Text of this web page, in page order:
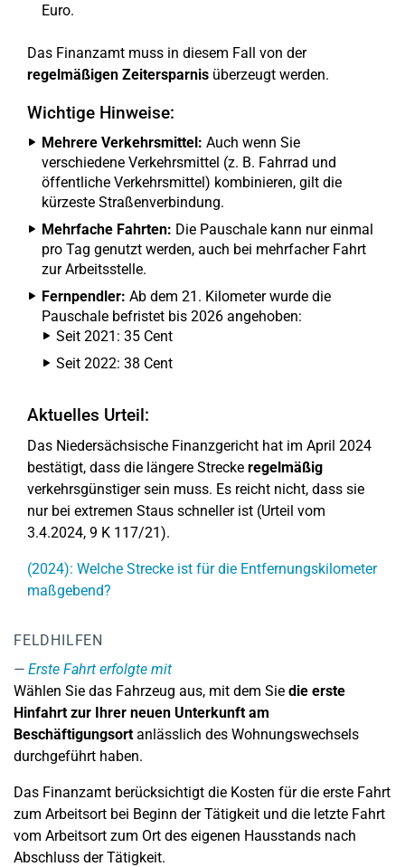
Euro.
Das Finanzamt muss in diesem Fall von der
regelmäßigen Zeitersparnis überzeugt werden.
Wichtige Hinweise:
Mehrere Verkehrsmittel: Auch wenn Sie
verschiedene Verkehrsmittel (z. B. Fahrrad und
öffentliche Verkehrsmittel) kombinieren, gilt die
kürzeste Straßenverbindung.
Mehrfache Fahrten: Die Pauschale kann nur einmal
pro Tag genutzt werden, auch bei mehrfacher Fahrt
zur Arbeitsstelle.
Fernpendler: Ab dem 21. Kilometer wurde die
Pauschale befristet bis 2026 angehoben:
Seit 2021: 35 Cent
Seit 2022: 38 Cent
Aktuelles Urteil:
Das Niedersächsische Finanzgericht hat im April 2024
bestätigt, dass die längere Strecke regelmäßig
verkehrsgünstiger sein muss. Es reicht nicht, dass sie
nur bei extremen Staus schneller ist (Urteil vom
3.4.2024, 9 K 117/21).
(2024): Welche Strecke ist für die Entfernungskilometer
maßgebend?
FELDHILFEN
Erste Fahrt erfolgte mit
Wählen Sie das Fahrzeug aus, mit dem Sie die erste
Hinfahrt zur Ihrer neuen Unterkunft am
Beschäftigungsortanlässlich des Wohnungswechsels
durchgeführt haben.
Das Finanzamt berücksichtigt die Kosten für die erste Fahrt
zum Arbeitsort bei Beginn der Tätigkeit und die letzte Fahrt
vom Arbeitsort zum Ort des eigenen Hausstands nach
Abschluss der Tätigkeit.